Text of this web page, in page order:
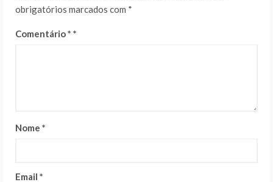
obrigatórios marcados com *
Comentário*
Nome *
Email *